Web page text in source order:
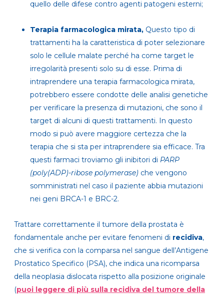
quello delle difese contro agenti patogeni esterni;
Terapia farmacologica mirata, Questo tipo di
trattamenti ha la caratteristica di poter selezionare
solo le cellule malate perché ha come target le
irregolarità presenti solo su di esse. Prima di
intraprendere una terapia farmacologica mirata,
potrebbero essere condotte delle analisi genetiche
per verificare la presenza di mutazioni, che sono il
target di alcuni di questi trattamenti. In questo
modo si può avere maggiore certezza che la
terapia che si sta per intraprendere sia efficace. Tra
questi farmaci troviamo gli inibitori di PARP
(poly(ADP)-ribose polymerase) che vengono
somministrati nel caso il paziente abbia mutazioni
nei geni BRCA-1 e BRC-2.
Trattare correttamente il tumore della prostata è
fondamentale anche per evitare fenomeni di recidiva,
che si verifica con la comparsa nel sangue dell’Antigene
Prostatico Specifico (PSA), che indica una ricomparsa
della neoplasia dislocata rispetto alla posizione originale
(puoi leggere di più sulla recidiva del tumore della